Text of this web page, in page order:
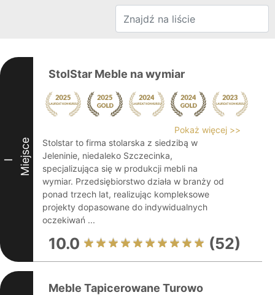
I Miejsce
StolStar Meble na wymiar
Pokaż więcej >>
Stolstar to firma stolarska z siedzibą w
Jeleninie, niedaleko Szczecinka,
specjalizująca się w produkcji mebli na
wymiar. Przedsiębiorstwo działa w branży od
ponad trzech lat, realizując kompleksowe
projekty dopasowane do indywidualnych
oczekiwań ...
10.0 (52)
Meble Tapicerowane Turowo